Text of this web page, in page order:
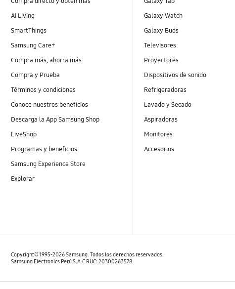
AI Living
SmartThings
Samsung Care+
Compra más, ahorra más
Compra y Prueba
Términos y condiciones
Conoce nuestros beneficios
Descarga la App Samsung Shop
LiveShop
Programas y beneficios
Samsung Experience Store
Explorar
Galaxy Watch
Galaxy Buds
Televisores
Proyectores
Dispositivos de sonido
Refrigeradoras
Lavado y Secado
Aspiradoras
Monitores
Accesorios
Copyright© 1995-2026 Samsung. Todos los derechos reservados.
Samsung Electronics Perú S.A.C RUC: 20300263578